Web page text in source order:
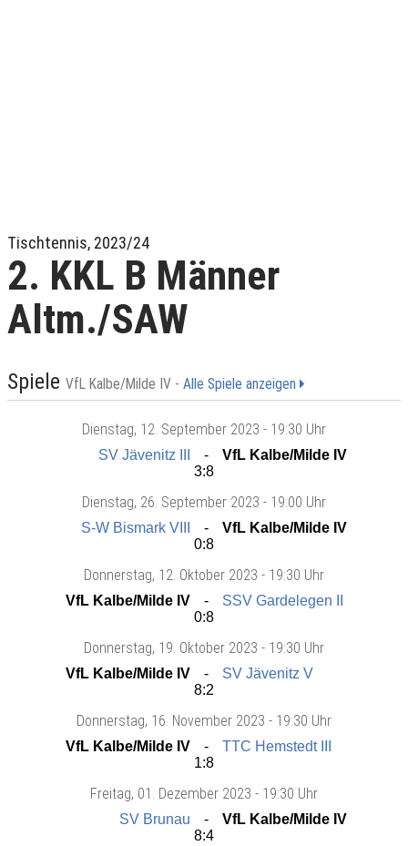
Tischtennis, 2023/24
2. KKL B Männer
Altm./SAW
Spiele VfL Kalbe/Milde IV - Alle Spiele anzeigen
Dienstag, 12. September 2023 - 19:30 Uhr
SV Jävenitz III
VfL Kalbe/Milde IV
3:8
Dienstag, 26. September 2023 - 19:00 Uhr
S-W Bismark VIII
VfL Kalbe/Milde IV
0:8
Donnerstag, 12. Oktober 2023 - 19:30 Uhr
VfL Kalbe/Milde IV
SSV Gardelegen II
0:8
Donnerstag, 19. Oktober 2023 - 19:30 Uhr
VfL Kalbe/Milde IV
SV Jävenitz V
8:2
Donnerstag, 16. November 2023 - 19:30 Uhr
VfL Kalbe/Milde IV
TTC Hemstedt III
1:8
Freitag, 01. Dezember 2023 - 19:30 Uhr
SV Brunau
VfL Kalbe/Milde IV
8:4